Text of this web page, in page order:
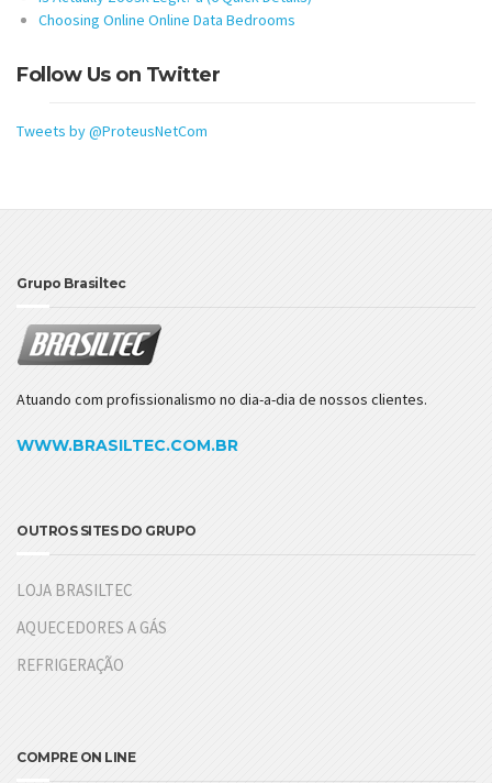
Choosing Online Online Data Bedrooms
Follow Us on Twitter
Tweets by @ProteusNetCom
Grupo Brasiltec
Atuando com profissionalismo no dia-a-dia de nossos clientes.
WWW.BRASILTEC.COM.BR
OUTROS SITES DO GRUPO
LOJA BRASILTEC
AQUECEDORES A GÁS
REFRIGERAÇÃO
COMPRE ON LINE